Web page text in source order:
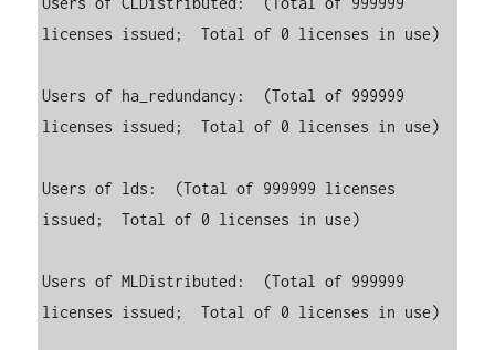
licenses issued;  Total of 0 licenses in use)
Users of ha_redundancy:  (Total of 999999
licenses issued;  Total of 0 licenses in use)
Users of lds:  (Total of 999999 licenses
issued;  Total of 0 licenses in use)
Users of MLDistributed:  (Total of 999999
licenses issued;  Total of 0 licenses in use)